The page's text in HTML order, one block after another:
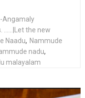
Angamaly
……|Let the new
Naadu, Nammude
nadu,
malayalam